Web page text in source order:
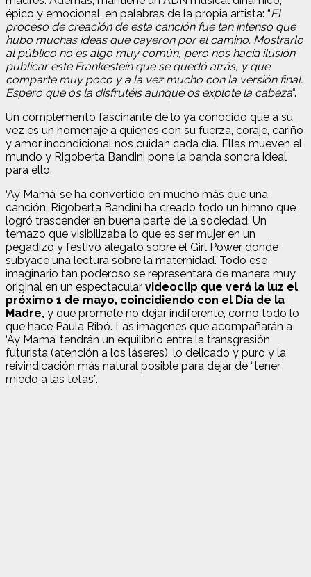
épico y emocional, en palabras de la propia artista: “El
proceso de creación de esta canción fue tan intenso que
hubo muchas ideas que cayeron por el camino. Mostrarlo
al público no es algo muy común, pero nos hacía ilusión
publicar este Frankestein que se quedó atrás, y que
comparte muy poco y a la vez mucho con la versión final.
Espero que os la disfrutéis aunque os explote la cabeza“.
Un complemento fascinante de lo ya conocido que a su
vez es un homenaje a quienes con su fuerza, coraje, cariño
y amor incondicional nos cuidan cada día. Ellas mueven el
mundo y Rigoberta Bandini pone la banda sonora ideal
para ello.
‘Ay Mamá’ se ha convertido en mucho más que una
canción. Rigoberta Bandini ha creado todo un himno que
logró trascender en buena parte de la sociedad. Un
temazo que visibilizaba lo que es ser mujer en un
pegadizo y festivo alegato sobre el Girl Power donde
subyace una lectura sobre la maternidad. Todo ese
imaginario tan poderoso se representará de manera muy
original en un espectacular videoclip que verá la luz el
próximo 1 de mayo, coincidiendo con el Día de la
Madre, y que promete no dejar indiferente, como todo lo
que hace Paula Ribó. Las imágenes que acompañarán a
‘Ay Mamá’ tendrán un equilibrio entre la transgresión
futurista (atención a los láseres), lo delicado y puro y la
reivindicación más natural posible para dejar de “tener
miedo a las tetas”.